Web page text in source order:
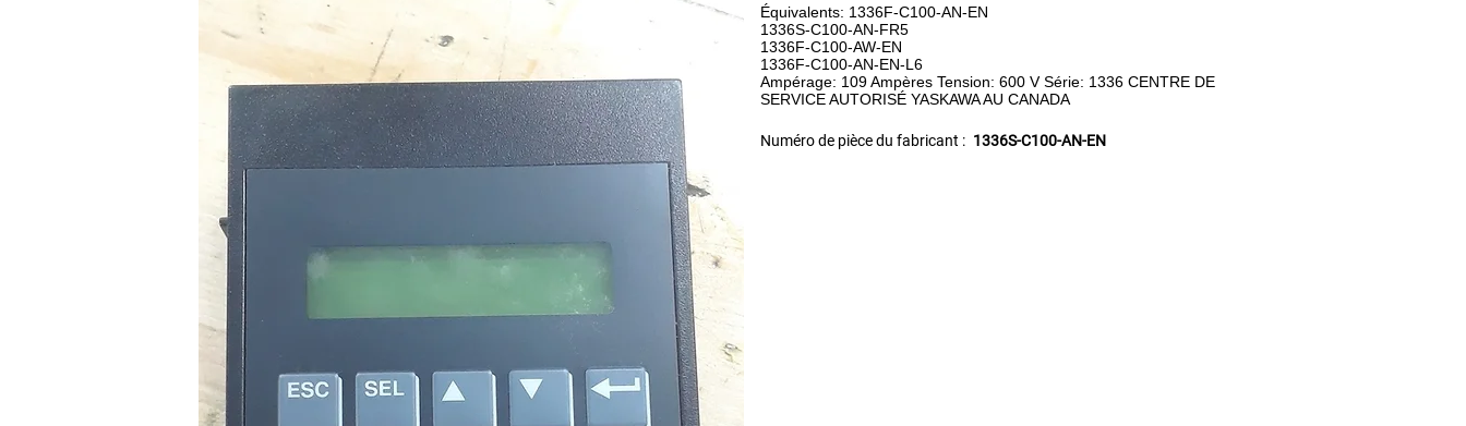
Équivalents: 1336F-C100-AN-EN
1336S-C100-AN-FR5
1336F-C100-AW-EN
1336F-C100-AN-EN-L6
Ampérage: 109 Ampères Tension: 600 V Série: 1336 CENTRE DE
SERVICE AUTORISÉ YASKAWA AU CANADA
Numéro de pièce du fabricant : 1336S-C100-AN-EN